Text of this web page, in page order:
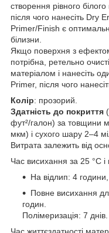
створення рівного
після чого нанесіть Dry
Primer/Finish є
білизни.
Якщо поверхня з
потрібна, ретельно
матеріалом і нанесіть
Primer, після чого
Колір: прозорий.
Здатність до покриття
фут²/галон) за товщини
мкм) і сухого шару 2–4
Витрата залежить від
Час висихання за 25 °C і
На відлип: 4 години,
Повне висихання
годин.
Полімеризація: 7 днів.
Час життєздатності